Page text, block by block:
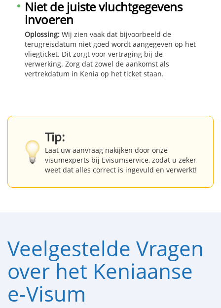
Niet de juiste vluchtgegevens
invoeren
Oplossing: Wij zien vaak dat bijvoorbeeld de
terugreisdatum niet goed wordt aangegeven op het
vliegticket. Dit zorgt voor vertraging bij de
verwerking. Zorg dat zowel de aankomst als
vertrekdatum in Kenia op het ticket staan.
Tip:
Laat uw aanvraag nakijken door onze
visumexperts bij Evisumservice, zodat u zeker
weet dat alles correct is ingevuld en verwerkt!
Veelgestelde Vragen
over het Keniaanse
e-Visum